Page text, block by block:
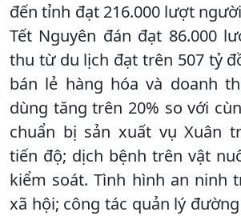
đến tỉnh đạt 216.000 lượt
Tết Nguyên đán đạt 86.000
thu từ du lịch đạt trên 507 tỷ
bán lẻ hàng hóa và doanh
dùng tăng trên 20% so với
chuẩn bị sản xuất vụ Xuân
tiến độ; dịch bệnh trên vật
kiểm soát. Tình hình an ninh
xã hội; công tác quản lý